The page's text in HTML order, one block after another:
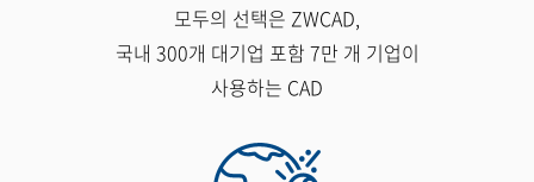
모두의 선택은 ZWCAD,
국내 300개 대기업 포함 7만 개 기업이
사용하는 CAD